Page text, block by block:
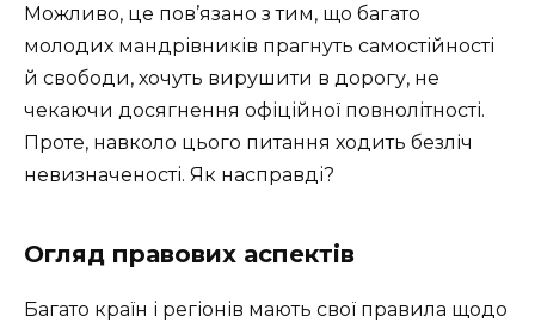
Можливо, це пов’язано з тим, що багато
молодих мандрівників прагнуть самостійності
й свободи, хочуть вирушити в дорогу, не
чекаючи досягнення офіційної повнолітності.
Проте, навколо цього питання ходить безліч
невизначеності. Як насправді?
Огляд правових аспектів
Багато країн і регіонів мають свої правила щодо